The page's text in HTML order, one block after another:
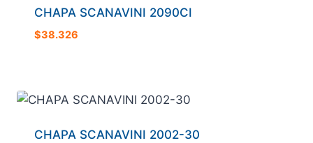
CHAPA SCANAVINI 2090CI
$38.326
CHAPA SCANAVINI 2002-30